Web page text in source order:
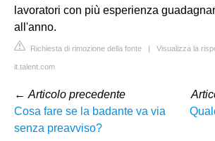
lavoratori con più esperienza
all'anno.
Richiesta di rimozione della fonte | Visualizza la
it.talent.com
← Articolo precedente
Cosa fare se la badante va via
senza preavviso?